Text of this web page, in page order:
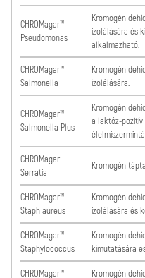
CHROMagar™
Pseudomonas
Kromogén
izolálására és
alkalmazható.
CHROMagar™
Salmonella
Kromogén
izolálására.
CHROMagar™
Salmonella Plus
Kromogén
a laktóz-
CHROMagar
Serratia
Kromogén
CHROMagar™
Staph aureus
Kromogén
izolálására és
CHROMagar™
Staphylococcus
Kromogén
kimutatására
CHROMagar™ Kromogén